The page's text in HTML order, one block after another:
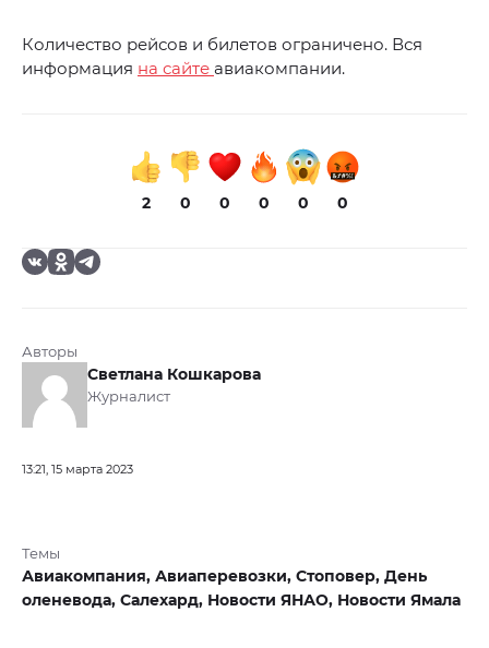
Количество рейсов и билетов ограничено. Вся
информация на сайте авиакомпании.
2 0 0 0 0 0
Авторы
Светлана Кошкарова
Журналист
13:21, 15 марта 2023
Темы
Авиакомпания, Авиаперевозки, Стоповер, День
оленевода, Салехард, Новости ЯНАО, Новости Ямала